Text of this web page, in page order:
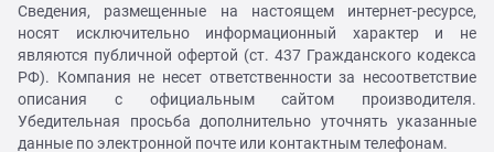
Сведения, размещенные на настоящем интернет-ресурсе,
носят исключительно информационный характер и не
являются публичной офертой (ст. 437 Гражданского кодекса
РФ). Компания не несет ответственности за несоответствие
описания с официальным сайтом производителя.
Убедительная просьба дополнительно уточнять указанные
данные по электронной почте или контактным телефонам.